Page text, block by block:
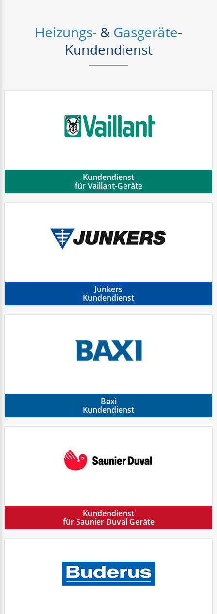
Heizungs- & Gasgeräte-
Kundendienst
Kundendienst
für Vaillant-Geräte
Junkers
Kundendienst
Baxi
Kundendienst
Kundendienst
für Saunier Duval Geräte